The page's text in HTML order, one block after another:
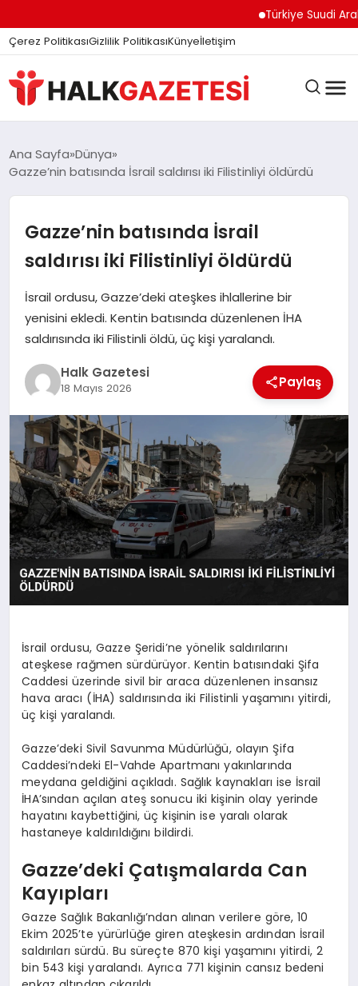
Türkiye Suudi
Çerez PolitikasıGizlilik PolitikasıKünyeİletişim
DÜNYA
EKONOMI
GÜNDEM
MAGAZIN
SAĞLIK
SIYASET
SPOR
YAŞAM
Ana Sayfa Dünya
Gazze’nin batısında İsrail saldırısı iki Filistinliyi öldürdü
Gazze’nin batısında İsrail
saldırısı iki Filistinliyi öldürdü
İsrail ordusu, Gazze’deki ateşkes ihlallerine bir
yenisini ekledi. Kentin batısında düzenlenen İHA
saldırısında iki Filistinli öldü, üç kişi yaralandı.
Halk Gazetesi
18 Mayıs 2026 Paylaş
İsrail ordusu, Gazze Şeridi’ne yönelik saldırılarını
ateşkese rağmen sürdürüyor. Kentin batısındaki Şifa
Caddesi üzerinde sivil bir araca düzenlenen insansız
hava aracı (İHA) saldırısında iki Filistinli yaşamını yitirdi,
üç kişi yaralandı.
Gazze’deki Sivil Savunma Müdürlüğü, olayın Şifa
Caddesi’ndeki El-Vahde Apartmanı yakınlarında
meydana geldiğini açıkladı. Sağlık kaynakları ise İsrail
İHA’sından açılan ateş sonucu iki kişinin olay yerinde
hayatını kaybettiğini, üç kişinin ise yaralı olarak
hastaneye kaldırıldığını bildirdi.
Gazze’deki Çatışmalarda Can
Kayıpları
Gazze Sağlık Bakanlığı’ndan alınan verilere göre, 10
Ekim 2025’te yürürlüğe giren ateşkesin ardından İsrail
saldırıları sürdü. Bu süreçte 870 kişi yaşamını yitirdi, 2
bin 543 kişi yaralandı. Ayrıca 771 kişinin cansız bedeni